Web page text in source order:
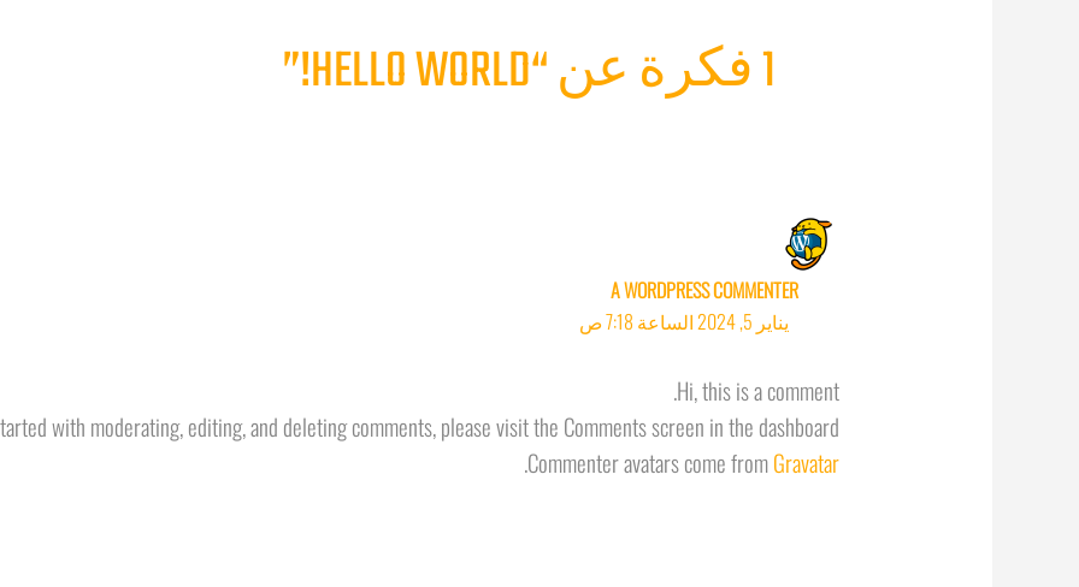
1 فكرة عن “HELLO WORLD!”
A WORDPRESS COMMENTER
يناير 5, 2024 الساعة 7:18 ص
Hi, this is a comment.
with moderating, editing, and deleting comments, please visit the Comments screen in the dashboard.
Commenter avatars come fromGravatar
.